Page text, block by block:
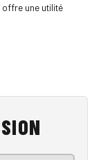
offre une utilité